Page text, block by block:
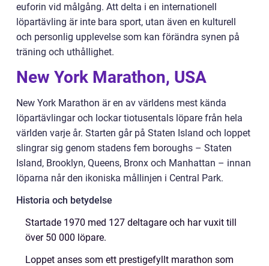
euforin vid målgång. Att delta i en internationell
löpartävling är inte bara sport, utan även en kulturell
och personlig upplevelse som kan förändra synen på
träning och uthållighet.
New York Marathon, USA
New York Marathon är en av världens mest kända
löpartävlingar och lockar tiotusentals löpare från hela
världen varje år. Starten går på Staten Island och loppet
slingrar sig genom stadens fem boroughs – Staten
Island, Brooklyn, Queens, Bronx och Manhattan – innan
löparna når den ikoniska mållinjen i Central Park.
Historia och betydelse
Startade 1970 med 127 deltagare och har vuxit till
över 50 000 löpare.
Loppet anses som ett prestigefyllt marathon som